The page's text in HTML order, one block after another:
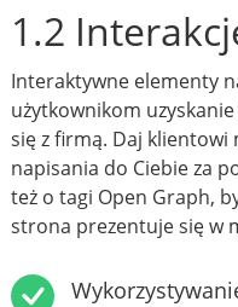
1.2
Interaktywne elementy
użytkownikom
się z firmą. Daj klientowi
napisania do Ciebie za
też o tagi Open Graph,
strona prezentuje się w